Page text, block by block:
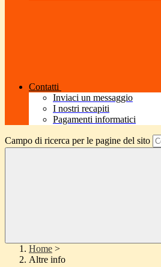
Contatti
Inviaci un messaggio
I nostri recapiti
Pagamenti informatici
Campo di ricerca per le pagine del sito
Home >
Altre info